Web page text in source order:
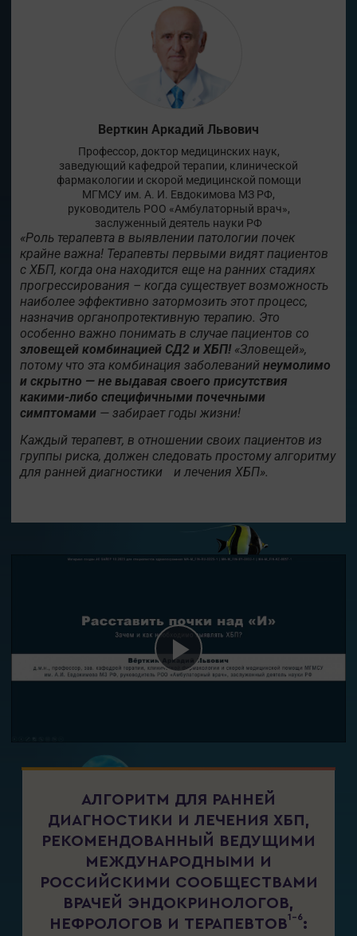
Верткин Аркадий Львович
Профессор, доктор медицинских наук,
заведующий кафедрой терапии, клинической
фармакологии и скорой медицинской помощи
МГМСУ им. А. И. Евдокимова МЗ РФ,
руководитель РОО «Амбулаторный врач»,
заслуженный деятель науки РФ
«Роль терапевта в выявлении патологии почек
крайне важна! Терапевты первыми видят пациентов
с ХБП, когда она находится еще на ранних стадиях
прогрессирования – когда существует возможность
наиболее эффективно затормозить этот процесс,
назначив органопротективную терапию. Это
особенно важно понимать в случае пациентов со
зловещей комбинацией СД2 и ХБП!«Зловещей»,
потому что эта комбинация заболеваний неумолимо
и скрытно — не выдавая своего присутствия
какими-либо специфичными почечными
симптомами — забирает годы жизни!
Каждый терапевт, в отношении своих пациентов из
группы риска, должен следовать простому алгоритму
для ранней диагностики и лечения ХБП».
Play
АЛГОРИТМ ДЛЯ РАННЕЙ
ДИАГНОСТИКИ И ЛЕЧЕНИЯ ХБП,
РЕКОМЕНДОВАННЫЙ ВЕДУЩИМИ
МЕЖДУНАРОДНЫМИ И
РОССИЙСКИМИ СООБЩЕСТВАМИ
ВРАЧЕЙ ЭНДОКРИНОЛОГОВ,
НЕФРОЛОГОВ И ТЕРАПЕВТОВ1-6: